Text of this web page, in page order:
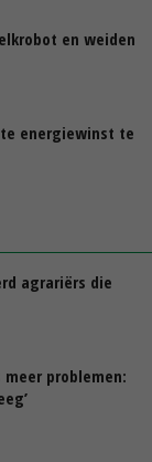
en weiden
energiewinst te
agrariërs die
problemen: